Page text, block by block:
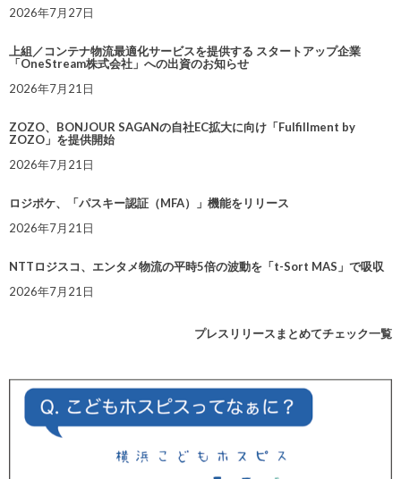
2026年7月27日
上組／コンテナ物流最適化サービスを提供する スタートアップ企業
「OneStream株式会社」への出資のお知らせ
2026年7月21日
ZOZO、BONJOUR SAGANの自社EC拡大に向け「Fulfillment by
ZOZO」を提供開始
2026年7月21日
ロジポケ、「パスキー認証（MFA）」機能をリリース
2026年7月21日
NTTロジスコ、エンタメ物流の平時5倍の波動を「t-Sort MAS」で吸収
2026年7月21日
プレスリリースまとめてチェック一覧